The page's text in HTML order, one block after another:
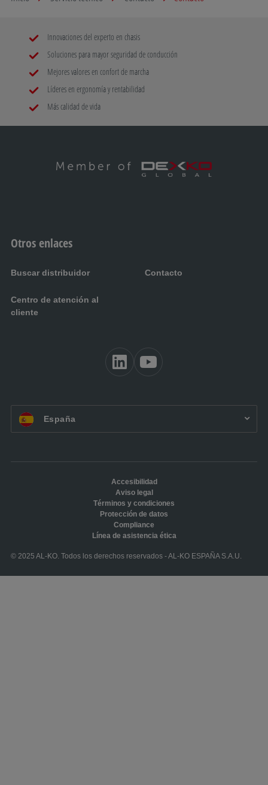
Innovaciones del experto en chasis
Soluciones para mayor seguridad de conducción
Mejores valores en confort de marcha
Líderes en ergonomía y rentabilidad
Más calidad de vida
Otros enlaces
Buscar distribuidor Contacto
Centro de atención al
cliente
ES: España
© 2025 AL-KO. Todos los derechos reservados - AL-KO ESPAÑA S.A.U.
Accesibilidad
Aviso legal
Términos y condiciones
Protección de datos
Compliance
Línea de asistencia ética